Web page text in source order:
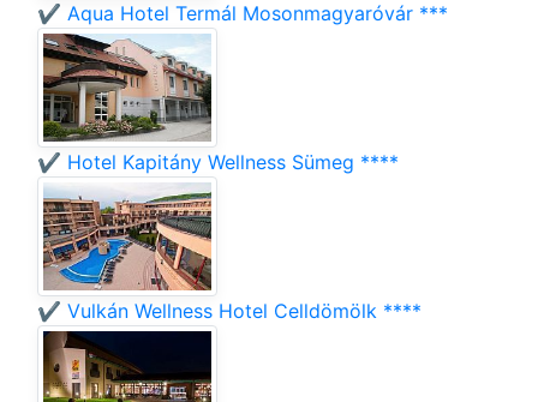
✔️ Aqua Hotel Termál Mosonmagyaróvár ***
✔️ Hotel Kapitány Wellness Sümeg ****
✔️ Vulkán Wellness Hotel Celldömölk ****